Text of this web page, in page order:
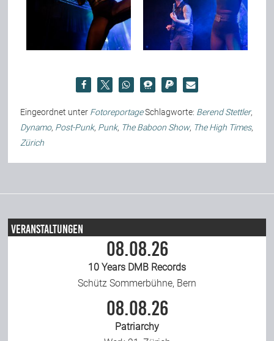
Eingeordnet unter FotoreportageSchlagworte: Berend Stettler,
Dynamo, Post-Punk, Punk, The Baboon Show, The High Times,
Zürich
Veranstaltungen
08.08.26
10 Years DMB Records
Schütz Sommerbühne, Bern
08.08.26
Patriarchy